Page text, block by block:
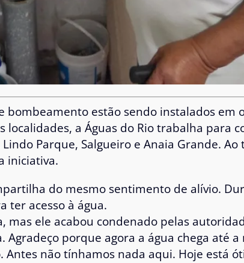
bombeamento estão sendo instalados em
localidades, a Águas do Rio trabalha para
Parque, Salgueiro e Anaia Grande.
iniciativa.
do mesmo sentimento de alívio.
ter acesso à água.
mas ele acabou condenado pelas
porque agora a água chega até a
não tínhamos nada aqui. Hoje está